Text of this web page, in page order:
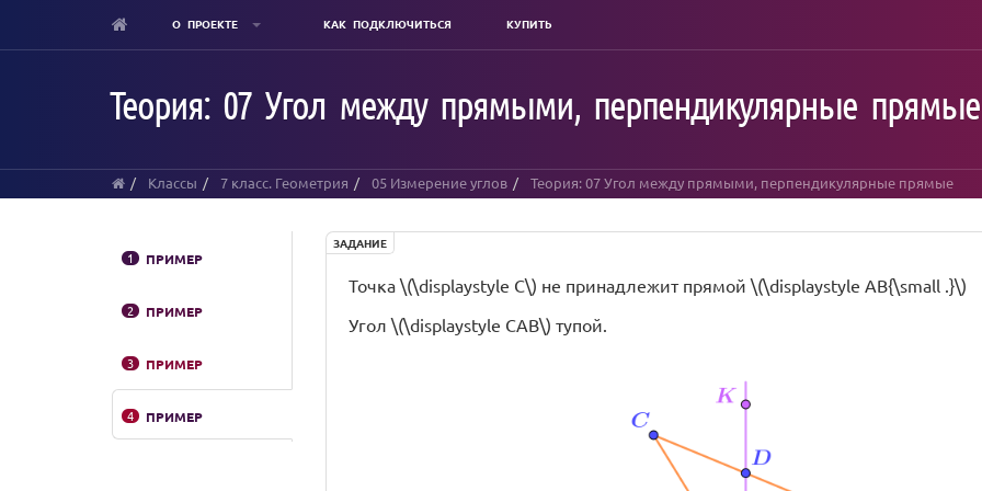
О ПРОЕКТЕ КАК ПОДКЛЮЧИТЬСЯ КУПИТЬ
Теория: 07 Угол между прямыми, перпендикулярные прямые
Классы 7 класс. Геометрия 05 Измерение углов Теория: 07 Угол между прямыми, перпендикулярные прямые
1 ПРИМЕР
2 ПРИМЕР
3 ПРИМЕР
4 ПРИМЕР
ЗАДАНИЕ
Точка \(\displaystyle C\) не принадлежит прямой \(\displaystyle AB{\small .}\)
Угол \(\displaystyle CAB\) тупой.